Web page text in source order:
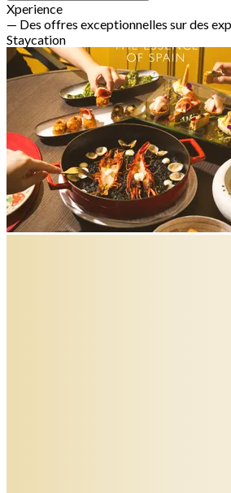
Xperience
— Des offres exceptionnelles sur des
Staycation